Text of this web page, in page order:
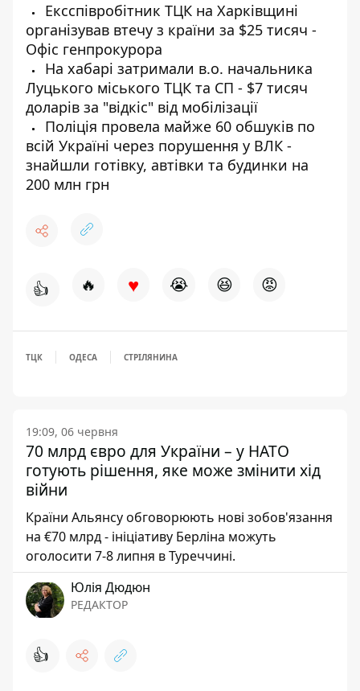
Ексспівробітник ТЦК на Харківщині
організував втечу з країни за $25 тисяч -
Офіс генпрокурора
На хабарі затримали в.о. начальника
Луцького міського ТЦК та СП - $7 тисяч
доларів за "відкіс" від мобілізації
Поліція провела майже 60 обшуків по
всій Україні через порушення у ВЛК -
знайшли готівку, автівки та будинки на
200 млн грн
👍 🔥 ♥ 😭 😆 😡
ТЦК ОДЕСА СТРІЛЯНИНА
19:09, 06 червня
70 млрд євро для України – у НАТО
готують рішення, яке може змінити хід
війни
Країни Альянсу обговорюють нові зобов'язання
на €70 млрд - ініціативу Берліна можуть
оголосити 7-8 липня в Туреччині.
Юлія Дюдюн
РЕДАКТОР
👍